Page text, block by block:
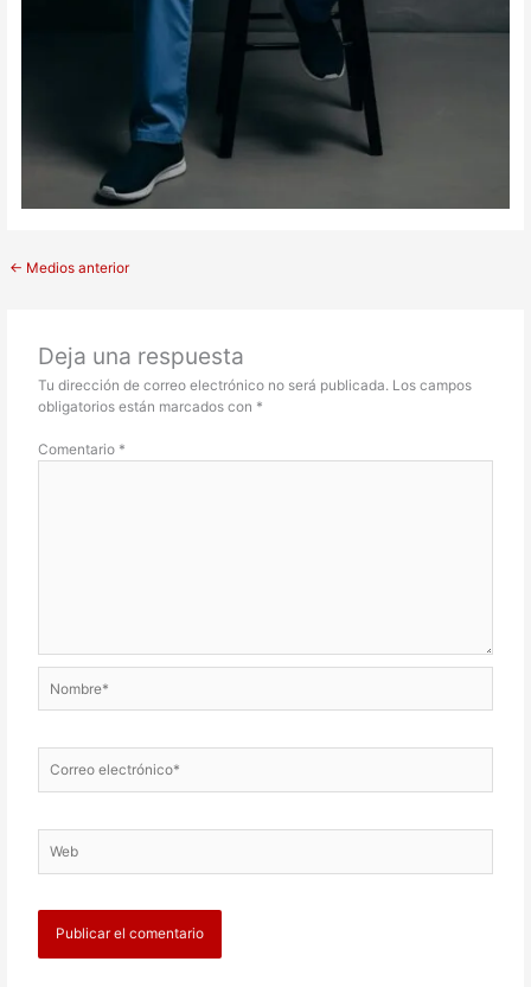
← Medios anterior
Deja una respuesta
Tu dirección de correo electrónico no será publicada. Los campos
obligatorios están marcados con *
Comentario *
electrónico*